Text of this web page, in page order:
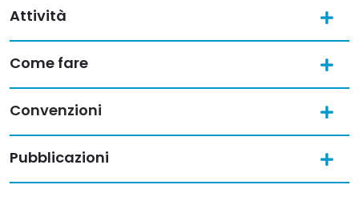
Attività
Come fare
Convenzioni
Pubblicazioni